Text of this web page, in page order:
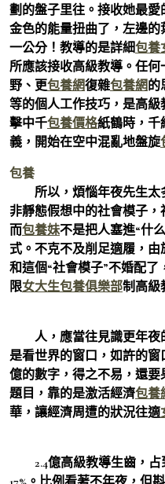
劃的盤子里往。接收她最
金色的能量扭曲了，左邊
一公分！教導的是詳細包養
所應該接收高級教導。任
野、更包養網復雜包養網的
等的個人工作技巧，是高
擊中千包養價格紙鶴時，千
義，開始在空中混亂地盤旋
包養
所以，煩惱年夜先生太
非靜態假想中的社會模子，
而包養妹不是把人塞進“什
式。不克不及削足適履，由
和這個“社會模子”不婚配了
限女大生包養俱樂部制高級
人，應當往見識更年夜
是看世界的窗口，如許的窗
億的數字，得之不易，還
題目，靠的是激活經濟包養
華，讓經濟周遭的狀況往適
2.4億高級教導生齒，占